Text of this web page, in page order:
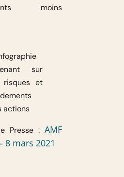
moins
Presse :AMF
8 mars 2021